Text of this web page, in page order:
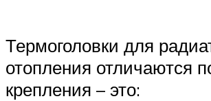
Термоголовки для
отопления отличаются
крепления – это: